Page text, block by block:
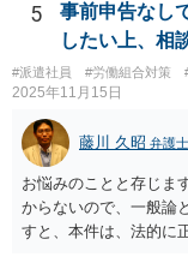
5
事前申告なし
したい上、相
#派遣社員 #労働組合対策
2025年11月15日
藤川 久昭 弁護士
お悩みのことと存じま
からないので、一般論
すと、本件は、法的に